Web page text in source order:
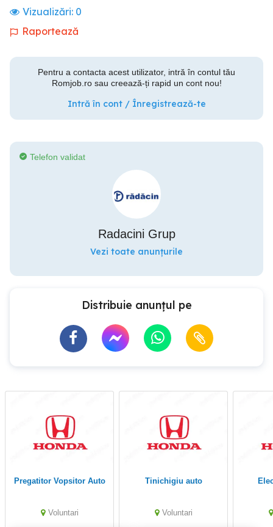
Vizualizări: 0
Raportează
Pentru a contacta acest utilizator, intră în contul tău
Romjob.ro sau creează-ți rapid un cont nou!
Intră în cont / Înregistrează-te
Telefon validat
Radacini Grup
Vezi toate anunțurile
Distribuie anunțul pe
Pregatitor Vopsitor Auto
Voluntari
Tinichigiu auto
Voluntari